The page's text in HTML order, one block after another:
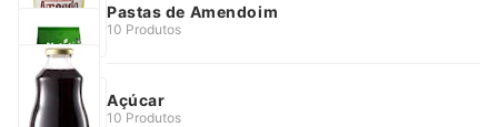
Pastas de Amendoim
10 Produtos
Açúcar
10 Produtos